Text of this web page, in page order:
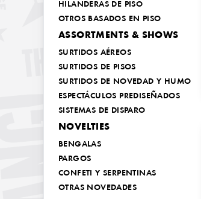
HILANDERAS DE PISO
OTROS BASADOS EN PISO
ASSORTMENTS & SHOWS
SURTIDOS AÉREOS
SURTIDOS DE PISOS
SURTIDOS DE NOVEDAD Y HUMO
ESPECTÁCULOS PREDISEÑADOS
SISTEMAS DE DISPARO
NOVELTIES
BENGALAS
PARGOS
CONFETI Y SERPENTINAS
OTRAS NOVEDADES